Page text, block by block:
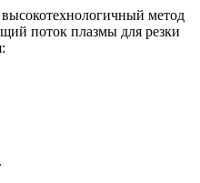
высокотехнологичный метод
поток плазмы для резки